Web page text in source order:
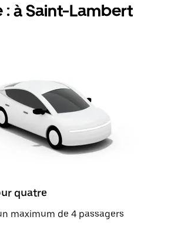
: à Saint-Lambert
quatre
maximum de 4 passagers